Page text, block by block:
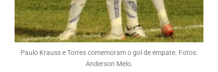
Paulo Krauss e Torres comemoram o gol de empate. Fotos:
Anderson Melo.